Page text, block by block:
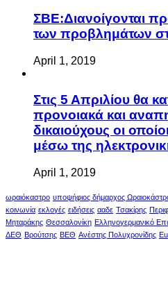
ΣΒΕ:Διανοίγονται
των προβλημάτων
April 1, 2019
Στις 5 Απριλίου θα
προνοιακά και
δικαιούχους οι
μέσω της
April 1, 2019
ωραιόκαστρο υποψήφιος δήμαρχος
κοινωνία εκλογές ειδήσεις ααδε Τσακίρης
Μηταράκης Θεσσαλονίκη Ελληνογερμανικό
ΔΕΘ Βρούτσης ΒΕΘ Ανέστης Πολυχρονίδης